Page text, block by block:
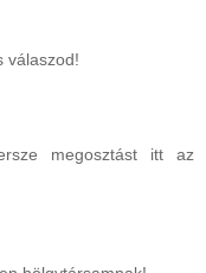
válaszod!
megosztást itt az